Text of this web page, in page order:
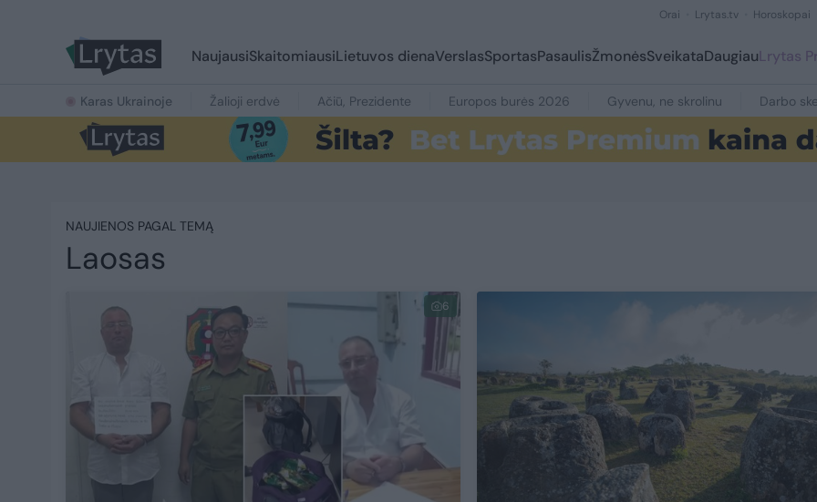
Orai Lrytas.tv Horoskopai
NaujausiSkaitomiausiLietuvos dienaVerslasSportasPasaulisŽmonėsSveikataDaugiauLrytas
Karas Ukrainoje Žalioji erdvė Ačiū, Prezidente Europos burės 2026 Gyvenu, ne skrolinu Darbo
NAUJIENOS PAGAL TEMĄ
Laosas
6